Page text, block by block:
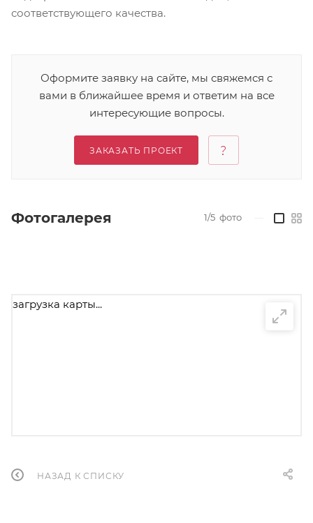
соответствующего качества.
Оформите заявку на сайте, мы свяжемся с
вами в ближайшее время и ответим на все
интересующие вопросы.
ЗАКАЗАТЬ ПРОЕКТ
Фотогалерея 1/5 фото
загрузка карты...
НАЗАД К СПИСКУ